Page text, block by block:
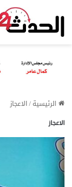
الرئيسية/الاعجاز
الاعجاز